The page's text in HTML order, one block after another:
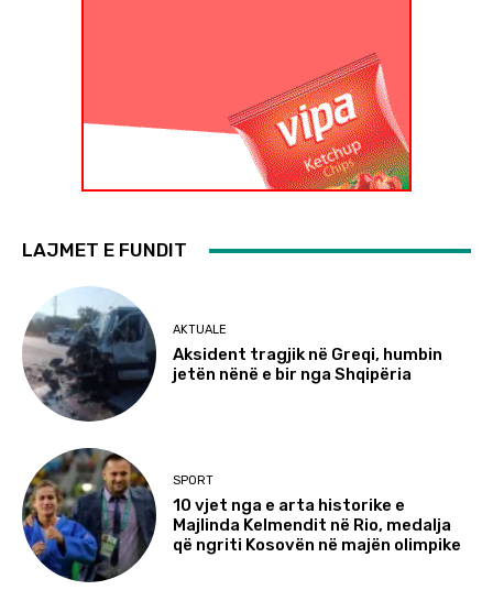
LAJMET E FUNDIT
AKTUALE
Aksident tragjik në Greqi, humbin
jetën nënë e bir nga Shqipëria
SPORT
10 vjet nga e arta historike e
Majlinda Kelmendit në Rio, medalja
që ngriti Kosovën në majën olimpike